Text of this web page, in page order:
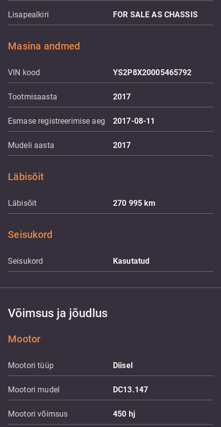
Lisapealkiri FOR SALE AS CHASSIS
Masina andmed
VIN kood YS2P8X20005465792
Tootmisaasta 2017
Esmase registreerimise aeg 2017-08-11
Mudeli aasta 2017
Läbisõit
Läbisõit 270 995km
Seisukord
Seisukord Kasutatud
Võimsus ja jõudlus
Mootor
Mootori tüüp Diisel
Mootori mudel DC13.147
Mootori võimsus 450 hj